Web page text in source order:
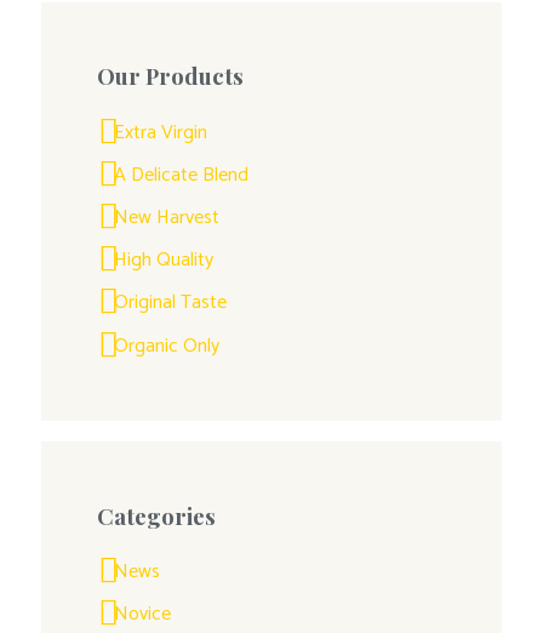
Our Products
Extra Virgin
A Delicate Blend
New Harvest
High Quality
Original Taste
Organic Only
Categories
News
Novice